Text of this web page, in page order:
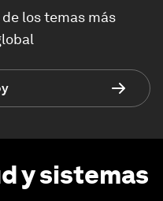
los temas más
y sistemas